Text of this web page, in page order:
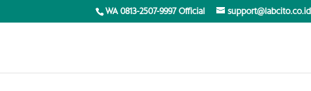
WA 0813-2507-9997 Official support@labcito.co.id